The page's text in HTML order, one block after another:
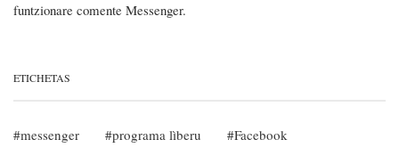
funtzionare comente Messenger.
ETICHETAS
messenger programa lìberu Facebook